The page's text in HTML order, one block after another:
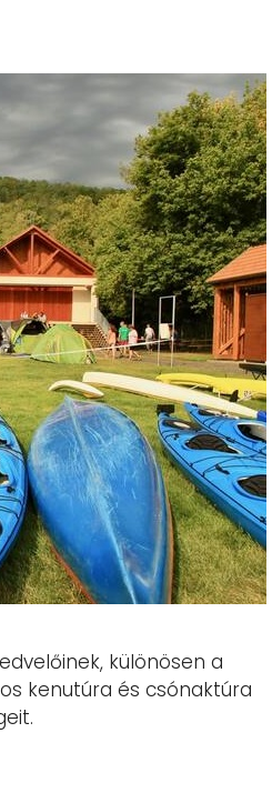
különösen a
kenutúra és csónaktúra